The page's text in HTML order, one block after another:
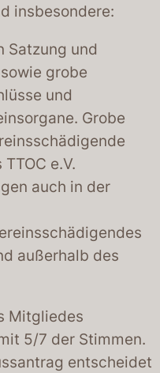
insbesondere:
Satzung und
grobe
und
Grobe
e.V.
auch in der
außerhalb des
Mitgliedes
5/7 der Stimmen.
entscheidet